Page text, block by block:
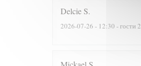
Delcie S
2026-07-26 - 12:30 - гости 2